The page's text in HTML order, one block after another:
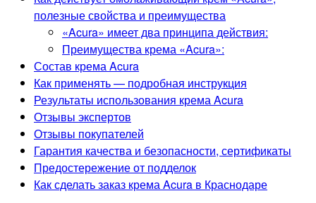
полезные свойства и преимущества
«Acura» имеет два принципа действия:
Преимущества крема «Acura»:
Состав крема Acura
Как применять — подробная инструкция
Результаты использования крема Acura
Отзывы экспертов
Отзывы покупателей
Гарантия качества и безопасности, сертификаты
Предостережение от подделок
Как сделать заказ крема Acura в Краснодаре